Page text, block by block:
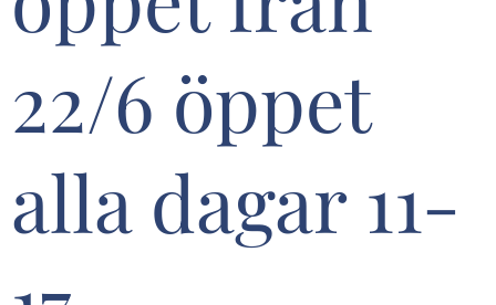
22/6 öppet
alla dagar 11-